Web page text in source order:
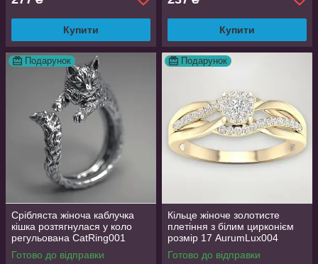
Купити Купити
Подарунок
Срібляста жіноча каблучка
кішка розтягнулася у коло
регульована CatRing001
Готово до відправки
Подарунок
Кільце жіноче золотисте
плетіння з білим цирконієм
розмір 17 AurumLux004
Готово до відправки